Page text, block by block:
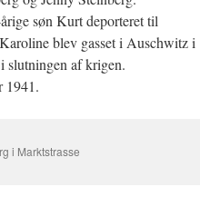
søn Kurt deporteret til
blev gasset i Auschwitz i
slutningen af krigen.
1941.
i Marktstrasse